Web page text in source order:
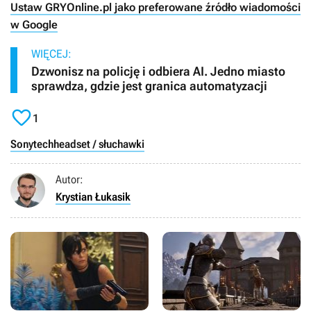
Ustaw GRYOnline.pl jako preferowane źródło wiadomości
w Google
WIĘCEJ:
Dzwonisz na policję i odbiera AI. Jedno miasto
sprawdza, gdzie jest granica automatyzacji
1
Sonytechheadset / słuchawki
Autor:
Krystian Łukasik